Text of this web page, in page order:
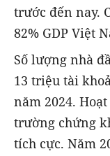
trước đến nay.
82% GDP Việt
Số lượng nhà
13 triệu tài
năm 2024.
trường chứng
tích cực. Năm